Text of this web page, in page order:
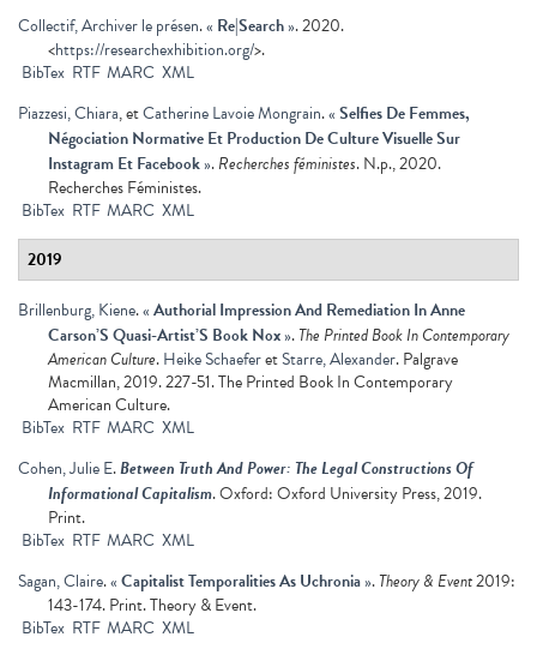
Collectif, Archiver le présen.« Re|Search». 2020.
<https://researchexhibition.org/>.
BibTex RTF MARC XML
Piazzesi, Chiara, etCatherine Lavoie Mongrain.«Selfies De Femmes,
Négociation Normative Et Production De Culture Visuelle Sur
Instagram Et Facebook».Recherches féministes. N.p., 2020.
Recherches Féministes.
BibTex RTF MARC XML
2019
Brillenburg, Kiene.«Authorial Impression And Remediation In Anne
Carson’S Quasi-Artist’S Book Nox».The Printed Book In Contemporary
American Culture.Heike SchaeferetStarre, Alexander. Palgrave
Macmillan, 2019. 227-51. The Printed Book In Contemporary
American Culture.
BibTex RTF MARC XML
Cohen, Julie E.Between Truth And Power: The Legal Constructions Of
Informational Capitalism. Oxford: Oxford University Press, 2019.
Print.
BibTex RTF MARC XML
Sagan, Claire.«Capitalist Temporalities As Uchronia».Theory & Event2019:
143-174. Print. Theory & Event.
BibTex RTF MARC XML